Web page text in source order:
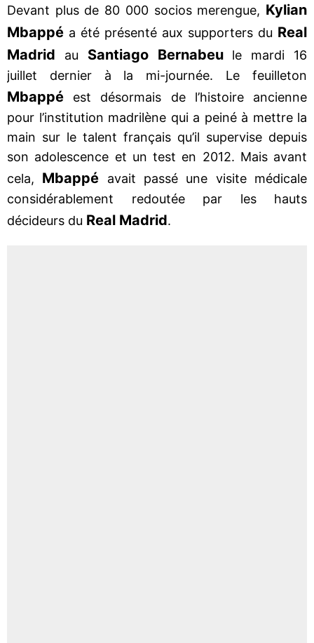
Devant plus de 80 000 socios merengue, Kylian
Mbappé a été présenté aux supporters du Real
Madrid
au Santiago Bernabeu
le mardi 16
juillet dernier à la mi-journée. Le feuilleton
Mbappé
est désormais de l’histoire ancienne
pour l’institution madrilène qui a peiné à mettre la
main sur le talent français qu’il supervise depuis
son adolescence et un test en 2012. Mais avant
cela, Mbappé avait passé une visite médicale
considérablement redoutée par les hauts
décideurs du Real Madrid.